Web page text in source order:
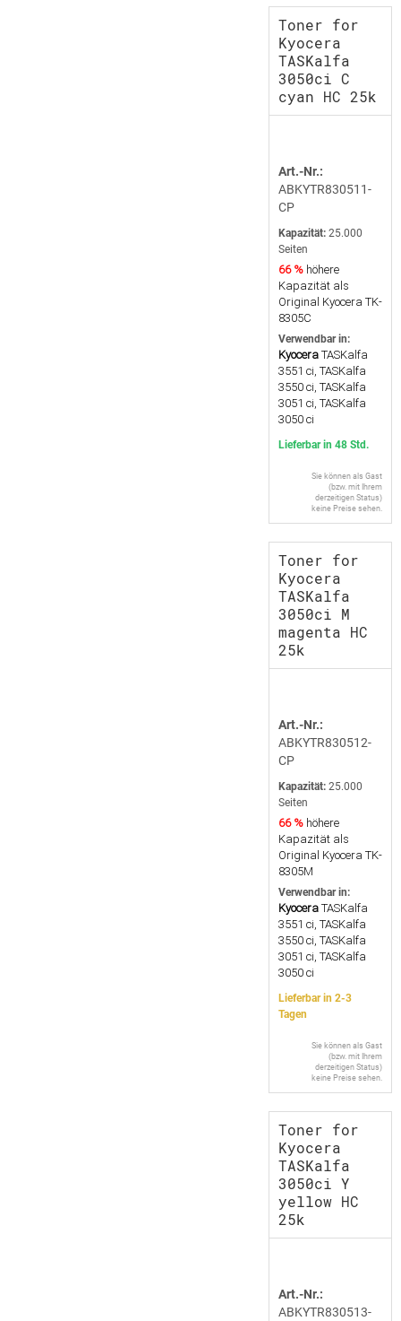
Toner for
Kyocera
TASKalfa
3050ci C
cyan HC 25k
Art.-Nr.:
ABKYTR830511-
CP
Kapazität: 25.000
Seiten
66 % höhere
Kapazität als
Original Kyocera TK-
8305C
Verwendbar in:
Kyocera TASKalfa
3551 ci, TASKalfa
3550 ci, TASKalfa
3051 ci, TASKalfa
3050 ci
Lieferbar in 48 Std.
Sie können als Gast
(bzw. mit Ihrem
derzeitigen Status)
keine Preise sehen.
Toner for
Kyocera
TASKalfa
3050ci M
magenta HC
25k
Art.-Nr.:
ABKYTR830512-
CP
Kapazität: 25.000
Seiten
66 % höhere
Kapazität als
Original Kyocera TK-
8305M
Verwendbar in:
Kyocera TASKalfa
3551 ci, TASKalfa
3550 ci, TASKalfa
3051 ci, TASKalfa
3050 ci
Lieferbar in 2-3
Tagen
Sie können als Gast
(bzw. mit Ihrem
derzeitigen Status)
keine Preise sehen.
Toner for
Kyocera
TASKalfa
3050ci Y
yellow HC
25k
Art.-Nr.:
ABKYTR830513-